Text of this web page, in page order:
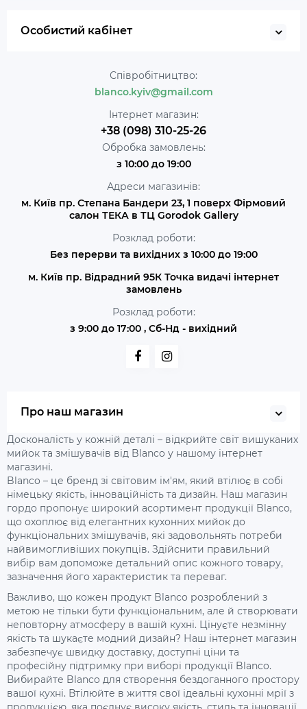
Особистий кабінет
Співробітництво:
blanco.kyiv@gmail.com
Інтернет магазин:
+38 (098) 310-25-26
Обробка замовлень:
з 10:00 до 19:00
Адреси магазинів:
м. Київ пр. Степана Бандери 23, 1 поверх Фірмовий
салон ТЕКА в ТЦ Gorodok Gallery
Розклад роботи:
Без перерви та вихідних з 10:00 до 19:00
м. Київ пр. Відрадний 95К Точка видачі інтернет
замовлень
Розклад роботи:
з 9:00 до 17:00 , Сб-Нд - вихідний
Про наш магазин
Досконалість у кожній деталі – відкрийте світ вишуканих
мийок та змішувачів від Blanco у нашому інтернет
магазині.
Blanco – це бренд зі світовим ім'ям, який втілює в собі
німецьку якість, інноваційність та дизайн. Наш магазин
гордо пропонує широкий асортимент продукції Blanco,
що охоплює від елегантних кухонних мийок до
функціональних змішувачів, які задовольнять потреби
найвимогливіших покупців. Здійснити правильний
вибір вам допоможе детальний опис кожного товару,
зазначення його характеристик та переваг.
Важливо, що кожен продукт Blanco розроблений з
метою не тільки бути функціональним, але й створювати
неповторну атмосферу в вашій кухні. Цінуєте незмінну
якість та шукаєте модний дизайн? Наш інтернет магазин
забезпечує швидку доставку, доступні ціни та
професійну підтримку при виборі продукції Blanco.
Вибирайте Blanco для створення бездоганного простору
вашої кухні. Втілюйте в життя свої ідеальні кухонні мрії з